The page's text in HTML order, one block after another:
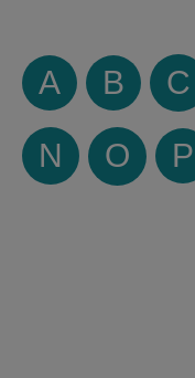
A B C
N
O P